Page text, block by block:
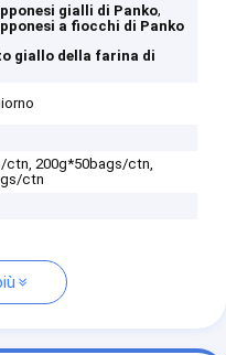
gialli di Panko,
a fiocchi di Panko
giallo della farina di
ctn, 200g*50bags/ctn,
ctn